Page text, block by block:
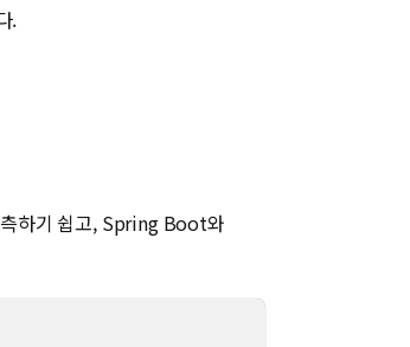
.
하기 쉽고, Spring Boot와